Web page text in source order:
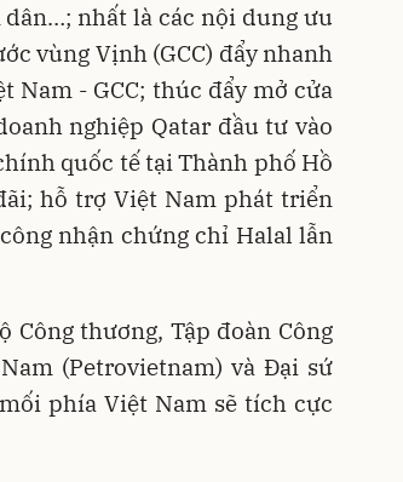
nhất là các nội dung ưu
vùng Vịnh (GCC) đẩy nhanh
Nam - GCC; thúc đẩy mở cửa
nghiệp Qatar đầu tư vào
quốc tế tại Thành phố Hồ
hỗ trợ Việt Nam phát triển
nhận chứng chỉ Halal lẫn
Công thương, Tập đoàn Công
(Petrovietnam) và Đại sứ
phía Việt Nam sẽ tích cực